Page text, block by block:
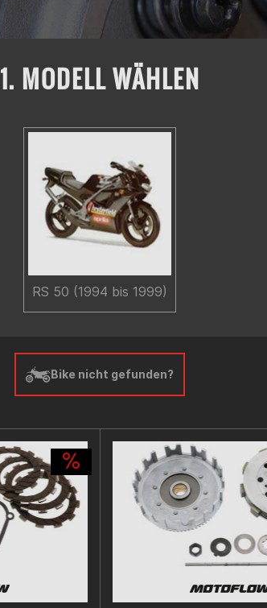
1. MODELL WÄHLEN
RS 50 (1994 bis 1999)
Bike nicht gefunden?